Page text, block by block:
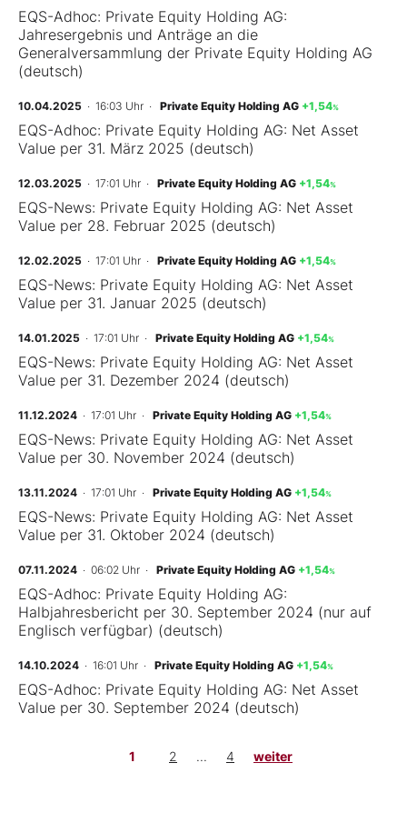
EQS-Adhoc: Private Equity Holding AG:
Jahresergebnis und Anträge an die
Generalversammlung der Private Equity Holding AG
(deutsch)
10.04.2025 · 16:03 Uhr · Private Equity Holding AG +1,54%
EQS-Adhoc: Private Equity Holding AG: Net Asset
Value per 31. März 2025 (deutsch)
12.03.2025 · 17:01 Uhr · Private Equity Holding AG +1,54%
EQS-News: Private Equity Holding AG: Net Asset
Value per 28. Februar 2025 (deutsch)
12.02.2025 · 17:01 Uhr · Private Equity Holding AG +1,54%
EQS-News: Private Equity Holding AG: Net Asset
Value per 31. Januar 2025 (deutsch)
14.01.2025 · 17:01 Uhr · Private Equity Holding AG +1,54%
EQS-News: Private Equity Holding AG: Net Asset
Value per 31. Dezember 2024 (deutsch)
11.12.2024 · 17:01 Uhr · Private Equity Holding AG +1,54%
EQS-News: Private Equity Holding AG: Net Asset
Value per 30. November 2024 (deutsch)
13.11.2024 · 17:01 Uhr · Private Equity Holding AG +1,54%
EQS-News: Private Equity Holding AG: Net Asset
Value per 31. Oktober 2024 (deutsch)
07.11.2024 · 06:02 Uhr · Private Equity Holding AG +1,54%
EQS-Adhoc: Private Equity Holding AG:
Halbjahresbericht per 30. September 2024 (nur auf
Englisch verfügbar) (deutsch)
14.10.2024 · 16:01 Uhr · Private Equity Holding AG +1,54%
EQS-Adhoc: Private Equity Holding AG: Net Asset
Value per 30. September 2024 (deutsch)
1 2 ... 4 weiter